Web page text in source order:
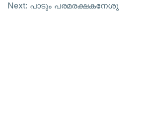
Next: പാടും പരമരക്ഷകനേശു